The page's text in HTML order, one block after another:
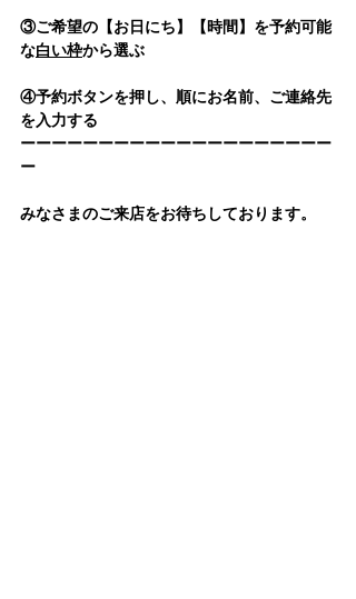
③ご希望の【お日にち】【時間】を予約可能
な白い枠から選ぶ
④予約ボタンを押し、順にお名前、ご連絡先
を入力する
ーーーーーーーーーーーーーーーーーーーー
ー
みなさまのご来店をお待ちしております。